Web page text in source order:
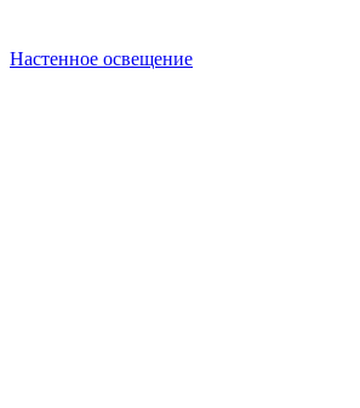
Настенное освещение